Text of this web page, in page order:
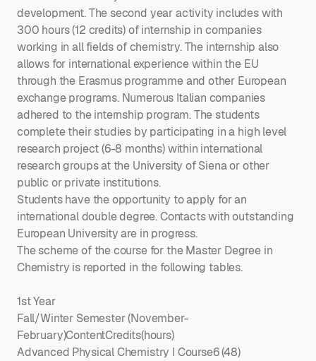
development. The second year activity includes with
300 hours (12 credits) of internship in companies
working in all fields of chemistry. The internship also
allows for international experience within the EU
through the Erasmus programme and other European
exchange programs. Numerous Italian companies
adhered to the internship program. The students
complete their studies by participating in a high level
research project (6-8 months) within international
research groups at the University of Siena or other
public or private institutions.
Students have the opportunity to apply for an
international double degree. Contacts with outstanding
European University are in progress.
The scheme of the course for the Master Degree in
Chemistry is reported in the following tables.
1st Year
Fall/Winter Semester (November-
February)ContentCredits(hours)
Advanced Physical Chemistry I Course6 (48)